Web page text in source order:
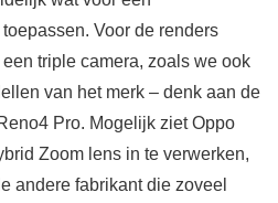
Voor de renders
triple camera, zoals we ook
van het merk – denk aan de
Pro. Mogelijk ziet Oppo
Zoom lens in te verwerken,
andere fabrikant die zoveel